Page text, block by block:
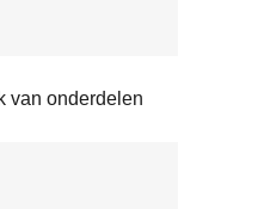
van onderdelen